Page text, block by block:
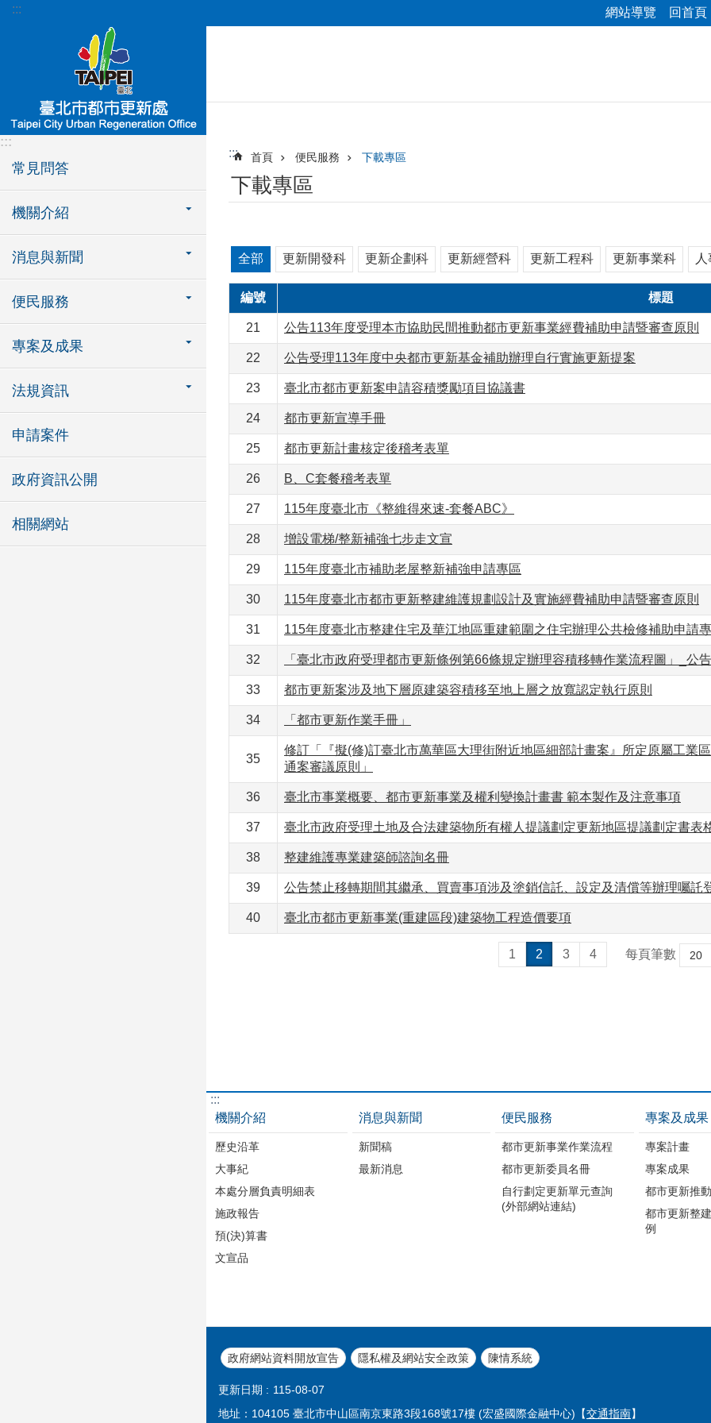
跳到主要內容區塊
::: 網站導覽 回首頁
:::
常見問答
機關介紹
消息與新聞
便民服務
專案及成果
法規資訊
申請案件
政府資訊公開
相關網站
::: 首頁 便民服務 下載專區
下載專區
全部 更新開發科 更新企劃科 更新經營科 更新工程科 更新事業科
編號 標題
21 公告113年度受理本市協助民間推動都市更新事業經費補助申請暨審查原則
22 公告受理113年度中央都市更新基金補助辦理自行實施更新提案
23 臺北市都市更新案申請容積獎勵項目協議書
24 都市更新宣導手冊
25 都市更新計畫核定後稽考表單
26 B、C套餐稽考表單
27 115年度臺北市《整維得來速-套餐ABC》
28 增設電梯/整新補強七步走文宣
29 115年度臺北市補助老屋整新補強申請專區
30 115年度臺北市都市更新整建維護規劃設計及實施經費補助申請暨審查原則
31 115年度臺北市整建住宅及華江地區重建範圍之住宅辦理公共檢修補助申請
32 「臺北市政府受理都市更新條例第66條規定辦理容積移轉作業流程圖」_公告
33 都市更新案涉及地下層原建築容積移至地上層之放寬認定執行原則
34 「都市更新作業手冊」
35
修訂「『擬(修)訂臺北市萬華區大理街附近地區細部計畫案』所定原屬工業
通案審議原則」
36 臺北市事業概要、都市更新事業及權利變換計畫書 範本製作及注意事項
37 臺北市政府受理土地及合法建築物所有權人提議劃定更新地區提議劃定書表
38 整建維護專業建築師諮詢名冊
39 公告禁止移轉期間其繼承、買賣事項涉及塗銷信託、設定及清償等辦理囑託
40 臺北市都市更新事業(重建區段)建築物工程造價要項
1 2 3 4 每頁筆數
:::
機關介紹
歷史沿革
大事紀
本處分層負責明細表
施政報告
預(決)算書
文宣品
消息與新聞
新聞稿
最新消息
便民服務
都市更新事業作業流程
都市更新委員名冊
自行劃定更新單元查詢
(外部網站連結)
專案及成果
專案計畫
專案成果
都市更新推
都市更新整
例
政府網站資料開放宣告 隱私權及網站安全政策 陳情系統
更新日期
115-08-07
地址：104105 臺北市中山區南京東路3段168號17樓 (宏盛國際金融中心)【交通指南】